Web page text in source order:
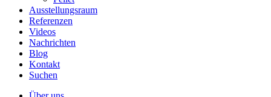
Ausstellungsraum
Referenzen
Videos
Nachrichten
Blog
Kontakt
Suchen